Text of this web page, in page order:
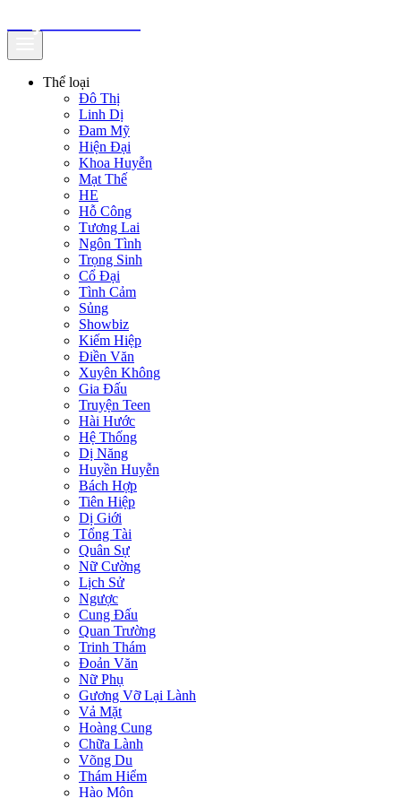
Thể loại
Đô Thị
Linh Dị
Đam Mỹ
Hiện Đại
Khoa Huyễn
Mạt Thế
HE
Hỗ Công
Tương Lai
Ngôn Tình
Trọng Sinh
Cổ Đại
Tình Cảm
Sủng
Showbiz
Kiếm Hiệp
Điền Văn
Xuyên Không
Gia Đấu
Truyện Teen
Hài Hước
Hệ Thống
Dị Năng
Huyền Huyễn
Bách Hợp
Tiên Hiệp
Dị Giới
Tổng Tài
Quân Sự
Nữ Cường
Lịch Sử
Ngược
Cung Đấu
Quan Trường
Trinh Thám
Đoản Văn
Nữ Phụ
Gương Vỡ Lại Lành
Vả Mặt
Hoàng Cung
Chữa Lành
Võng Du
Thám Hiểm
Hào Môn